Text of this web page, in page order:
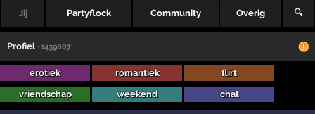
Jij Partyflock Community Overig 🔍
Profiel · 1439887
erotiek romantiek
flirt
vriendschap
weekend chat